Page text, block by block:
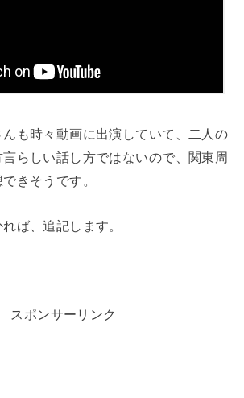
も時々動画に出演していて、二人の
らしい話し方ではないので、関東周
きそうです。
ば、追記します。
スポンサーリンク